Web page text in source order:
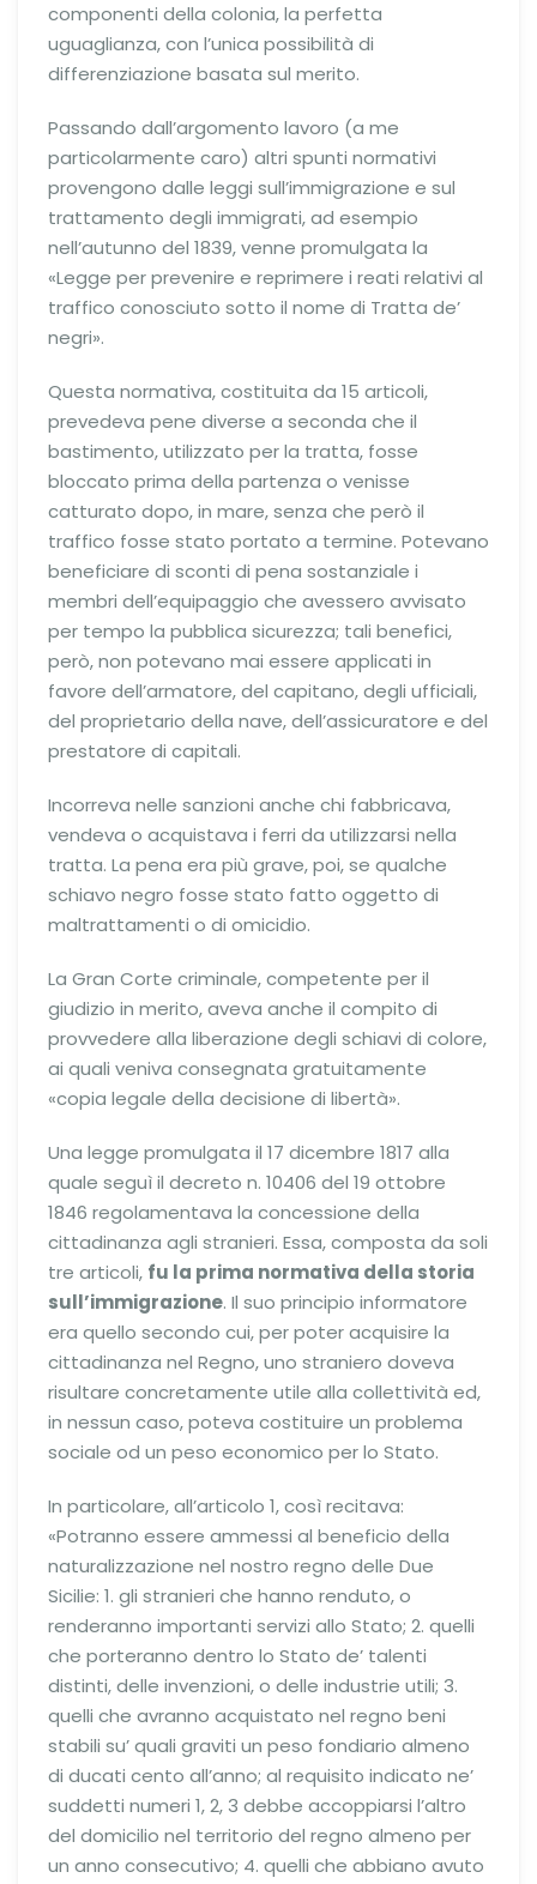
componenti della colonia, la perfetta
uguaglianza, con l’unica possibilità di
differenziazione basata sul merito.
Passando dall’argomento lavoro (a me
particolarmente caro) altri spunti normativi
provengono dalle leggi sull’immigrazione e sul
trattamento degli immigrati, ad esempio
nell’autunno del 1839, venne promulgata la
«Legge per prevenire e reprimere i reati relativi al
traffico conosciuto sotto il nome di Tratta de’
negri».
Questa normativa, costituita da 15 articoli,
prevedeva pene diverse a seconda che il
bastimento, utilizzato per la tratta, fosse
bloccato prima della partenza o venisse
catturato dopo, in mare, senza che però il
traffico fosse stato portato a termine. Potevano
beneficiare di sconti di pena sostanziale i
membri dell’equipaggio che avessero avvisato
per tempo la pubblica sicurezza; tali benefici,
però, non potevano mai essere applicati in
favore dell’armatore, del capitano, degli ufficiali,
del proprietario della nave, dell’assicuratore e del
prestatore di capitali.
Incorreva nelle sanzioni anche chi fabbricava,
vendeva o acquistava i ferri da utilizzarsi nella
tratta. La pena era più grave, poi, se qualche
schiavo negro fosse stato fatto oggetto di
maltrattamenti o di omicidio.
La Gran Corte criminale, competente per il
giudizio in merito, aveva anche il compito di
provvedere alla liberazione degli schiavi di colore,
ai quali veniva consegnata gratuitamente
«copia legale della decisione di libertà».
Una legge promulgata il 17 dicembre 1817 alla
quale seguì il decreto n. 10406 del 19 ottobre
1846 regolamentava la concessione della
cittadinanza agli stranieri. Essa, composta da soli
tre articoli, fu la prima normativa della storia
sull’immigrazione. Il suo principio informatore
era quello secondo cui, per poter acquisire la
cittadinanza nel Regno, uno straniero doveva
risultare concretamente utile alla collettività ed,
in nessun caso, poteva costituire un problema
sociale od un peso economico per lo Stato.
In particolare, all’articolo 1, così recitava:
«Potranno essere ammessi al beneficio della
naturalizzazione nel nostro regno delle Due
Sicilie: 1. gli stranieri che hanno renduto, o
renderanno importanti servizi allo Stato; 2. quelli
che porteranno dentro lo Stato de’ talenti
distinti, delle invenzioni, o delle industrie utili; 3.
quelli che avranno acquistato nel regno beni
stabili su’ quali graviti un peso fondiario almeno
di ducati cento all’anno; al requisito indicato ne’
suddetti numeri 1, 2, 3 debbe accoppiarsi l’altro
del domicilio nel territorio del regno almeno per
un anno consecutivo; 4. quelli che abbiano avuto